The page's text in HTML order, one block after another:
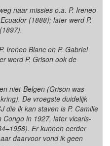
naar missies o.a. P. Ireneo
(1888); later werd P.
Ireneo Blanc en P. Gabriel
werd P. Grison ook de
niet-Belgen (Grison was
De vroegste duidelijk
die ik kan staven is P. Camille
Congo in 1927, later vicaris-
Er kunnen eerder
daarvoor vond ik geen